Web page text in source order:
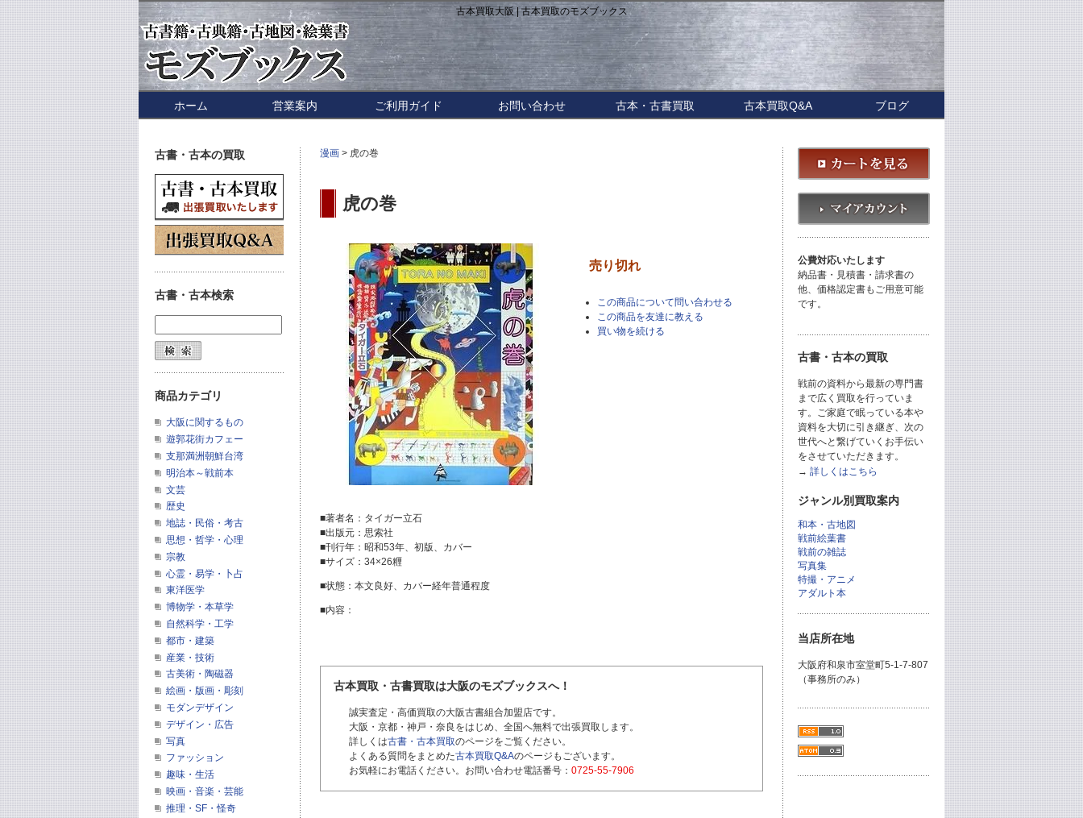
古本買取大阪 | 古本買取のモズブックス
ホーム 営業案内 ご利用ガイド お問い合わせ 古本・古書買取 古本買取Q&A ブログ
漫画 > 虎の巻
虎の巻
売り切れ
この商品について問い合わせる
この商品を友達に教える
買い物を続ける
■著者名：タイガー立石
■出版元：思索社
■刊行年：昭和53年、初版、カバー
■サイズ：34×26糎
■状態：本文良好、カバー経年普通程度
■内容：
古本買取・古書買取は大阪のモズブックスへ！
誠実査定・高価買取の大阪古書組合加盟店です。
大阪・京都・神戸・奈良をはじめ、全国へ無料で出張買取します。
詳しくは古書・古本買取のページをご覧ください。
よくある質問をまとめた古本買取Q&Aのページもございます。
お気軽にお電話ください。お問い合わせ電話番号： 0725-55-7906
古書・古本の買取
古書・古本検索
商品カテゴリ
大阪に関するもの
遊郭花街カフェー
支那満洲朝鮮台湾
明治本～戦前本
文芸
歴史
地誌・民俗・考古
思想・哲学・心理
宗教
心霊・易学・卜占
東洋医学
博物学・本草学
自然科学・工学
都市・建築
産業・技術
古美術・陶磁器
絵画・版画・彫刻
モダンデザイン
デザイン・広告
写真
ファッション
趣味・生活
映画・音楽・芸能
推理・SF・怪奇
公費対応いたします
納品書・見積書・請求書の
他、価格認定書もご用意可能
です。
古書・古本の買取
戦前の資料から最新の専門書
まで広く買取を行っていま
す。ご家庭で眠っている本や
資料を大切に引き継ぎ、次の
世代へと繋げていくお手伝い
をさせていただきます。
→ 詳しくはこちら
ジャンル別買取案内
和本・古地図
戦前絵葉書
戦前の雑誌
写真集
特撮・アニメ
アダルト本
当店所在地
大阪府和泉市室堂町5-1-7-807
（事務所のみ）